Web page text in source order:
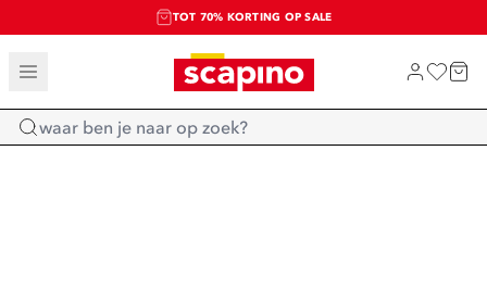
TOT 70% KORTING OP SALE
SALE: LAATSTE KANS!
SHOP NIEUW
Home